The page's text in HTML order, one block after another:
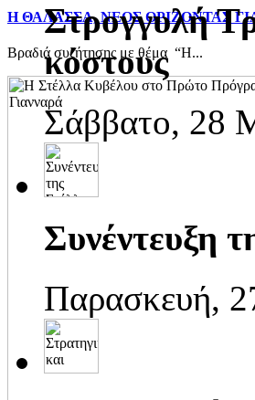
Η ΘΑΛΑΣΣΑ, ΝΕΟΣ ΟΡΙΖΟΝΤΑΣ
Βραδιά συζήτησης με θέμα “Η...
Στρογγυλή
κόστους
Σάββατο, 28
Συνέντευξη
Παρασκευή,